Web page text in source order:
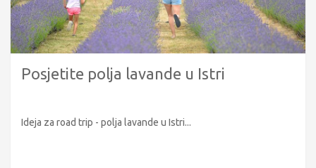
Posjetite polja lavande u Istri
Ideja za road trip - polja lavande u Istri...